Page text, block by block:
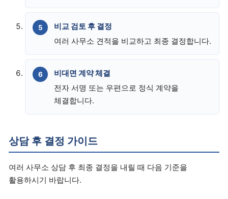
비교 검토 후 결정
여러 사무소 견적을 비교하고 최종 결정합니다.
비대면 계약 체결
전자 서명 또는 우편으로 정식 계약을
체결합니다.
상담 후 결정 가이드
여러 사무소 상담 후 최종 결정을 내릴 때 다음 기준을
활용하시기 바랍니다.